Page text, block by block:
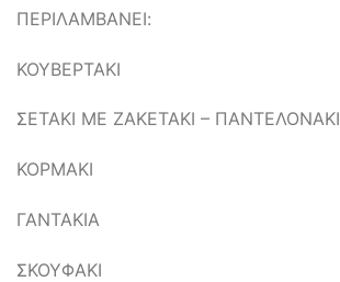
ΠΕΡΙΛΑΜΒΑΝΕΙ:
ΚΟΥΒΕΡΤΑΚΙ
ΣΕΤΑΚΙ ΜΕ ΖΑΚΕΤΑΚΙ – ΠΑΝΤΕΛΟΝΑΚΙ
ΚΟΡΜΑΚΙ
ΓΑΝΤΑΚΙΑ
ΣΚΟΥΦΑΚΙ